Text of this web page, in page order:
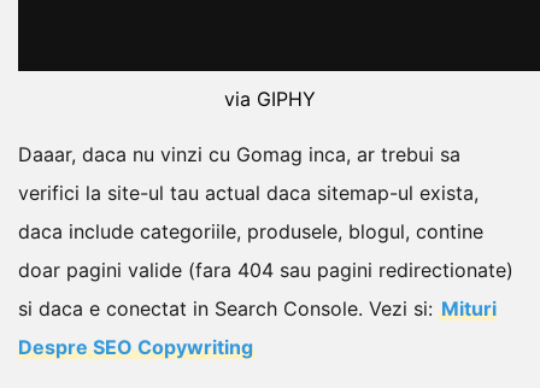
via GIPHY
Daaar, daca nu vinzi cu Gomag inca, ar trebui sa
verifici la site-ul tau actual daca sitemap-ul exista,
daca include categoriile, produsele, blogul, contine
doar pagini valide (fara 404 sau pagini redirectionate)
si daca e conectat in Search Console. Vezi si: Mituri
Despre SEO Copywriting